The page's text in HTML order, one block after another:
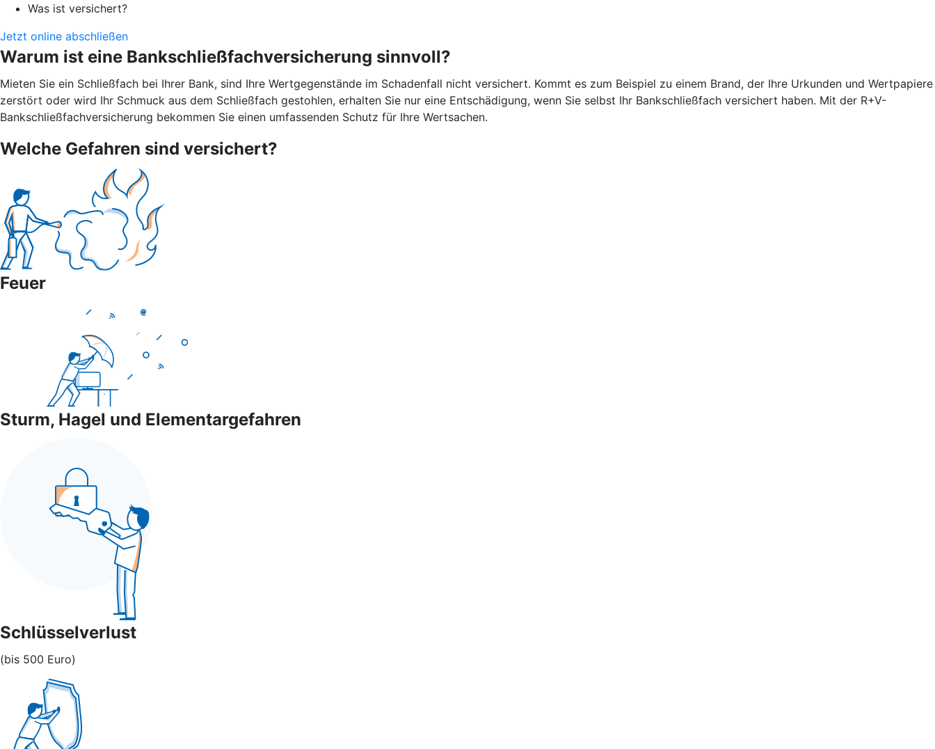
Was ist versichert?
Jetzt online abschließen
Warum ist eine Bankschließfachversicherung sinnvoll?
Mieten Sie ein Schließfach bei Ihrer Bank, sind Ihre Wertgegenstände im Schadenfall nicht versichert. Kommt es zum Beispiel zu einem Brand, der Ihre Urkunden und Wertpapiere
zerstört oder wird Ihr Schmuck aus dem Schließfach gestohlen, erhalten Sie nur eine Entschädigung, wenn Sie selbst Ihr Bankschließfach versichert haben. Mit der R+V-
Bankschließfachversicherung bekommen Sie einen umfassenden Schutz für Ihre Wertsachen.
Welche Gefahren sind versichert?
Feuer
Sturm, Hagel und Elementargefahren
Schlüsselverlust
(bis 500 Euro)